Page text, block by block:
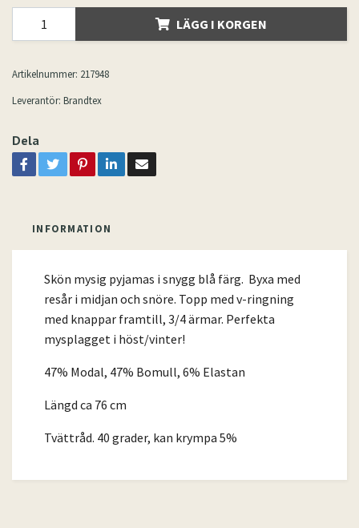
LÄGG I KORGEN
Artikelnummer: 217948
Leverantör: Brandtex
Dela
INFORMATION
Skön mysig pyjamas i snygg blå färg. Byxa med
resår i midjan och snöre. Topp med v-ringning
med knappar framtill, 3/4 ärmar. Perfekta
mysplagget i höst/vinter!
47% Modal, 47% Bomull, 6% Elastan
Längd ca 76 cm
Tvättråd. 40 grader, kan krympa 5%